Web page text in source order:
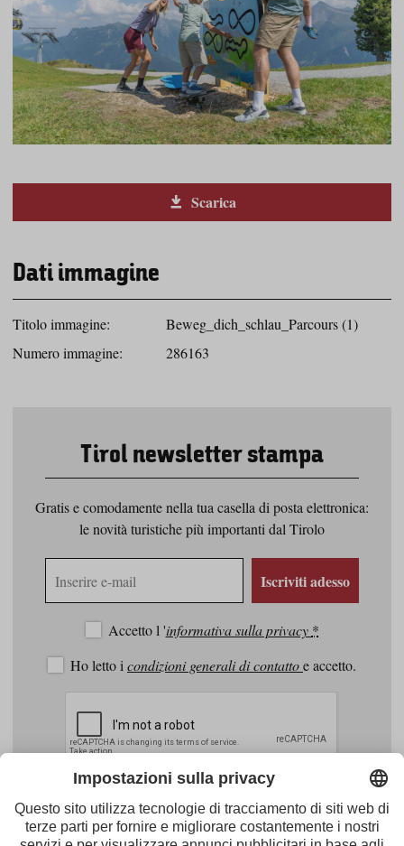
Scarica
Dati immagine
Titolo immagine:
Beweg_dich_schlau_Parcours (1)
Numero immagine:
286163
Tirol newsletter stampa
Gratis e comodamente nella tua casella di posta elettronica:
le novità turistiche più importanti dal Tirolo
Iscriviti adesso
Accetto l 'informativa sulla privacy *
Ho letto i condizioni generali di contattoe accetto.